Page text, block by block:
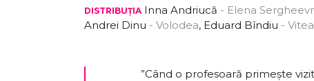
DISTRIBUȚIAInna Andriucă - Elena
Andrei Dinu - Volodea, Eduard Bîndiu - Vitea
”Când o profesoară primește